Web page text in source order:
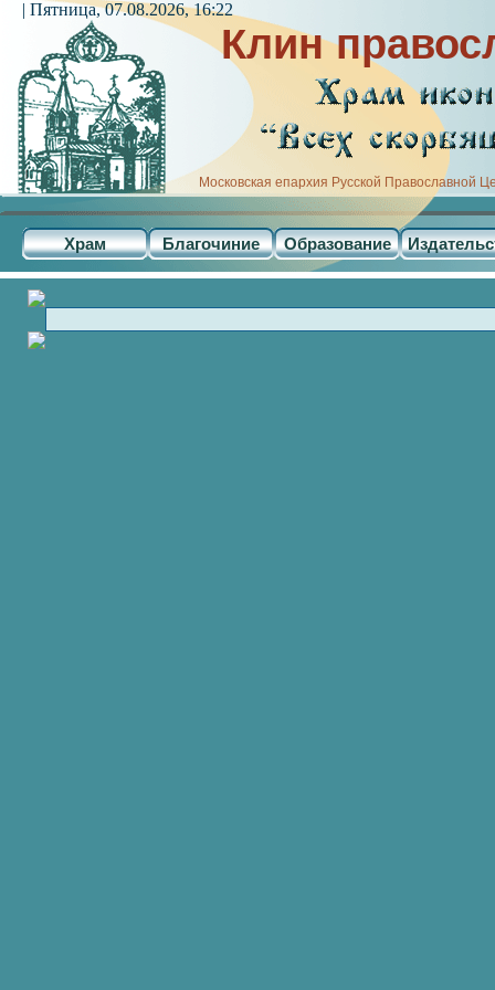
Клин
Московская епархия Русской Православной
Храм Благочиние Образование
| Пятница, 07.08.2026, 16:22